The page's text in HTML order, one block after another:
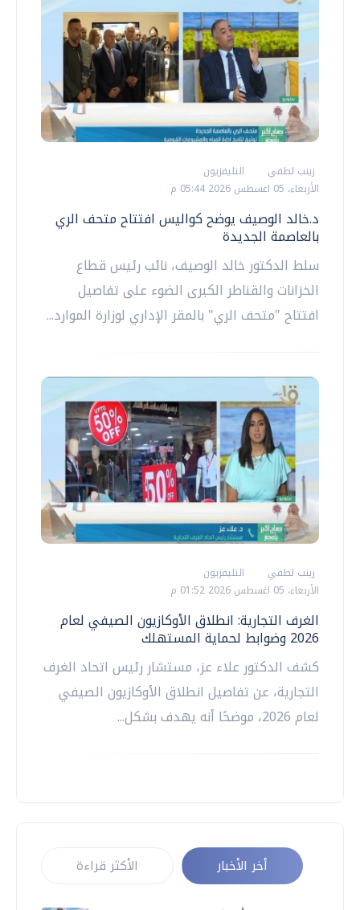
زينب لطفي
التليفزيون
الأربعاء، 05 اغسطس 2026 05:44 م
د.خالد الوصيف يوضح كواليس افتتاح متحف الري
بالعاصمة الجديدة
سلط الدكتور خالد الوصيف، نائب رئيس قطاع
الخزانات والقناطر الكبرى الضوء على تفاصيل
افتتاح "متحف الري" بالمقر الإداري لوزارة الموارد...
زينب لطفي
التليفزيون
الأربعاء، 05 اغسطس 2026 01:52 م
الغرف التجارية: انطلاق الأوكازيون الصيفي لعام
2026 وضوابط لحماية المستهلك
كشف الدكتور علاء عز، مستشار رئيس اتحاد الغرف
التجارية، عن تفاصيل انطلاق الأوكازيون الصيفي
لعام 2026، موضحًا أنه يهدف بشكل...
أخر الأخبار الأكثر قراءة